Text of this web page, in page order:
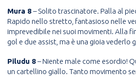
Mura 8– Solito trascinatore. Palla al
Rapido nello stretto, fantasioso nelle
imprevedibile nei suoi movimenti. Alla
gol e due assist, ma è una gioia vederlo
Piludu 8– Niente male come esordio!
un cartellino giallo. Tanto movimento